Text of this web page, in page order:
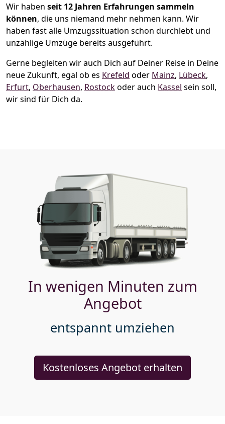
Wir haben seit 12 Jahren Erfahrungen sammeln
können, die uns niemand mehr nehmen kann. Wir
haben fast alle Umzugssituation schon durchlebt und
unzählige Umzüge bereits ausgeführt.
Gerne begleiten wir auch Dich auf Deiner Reise in Deine
neue Zukunft, egal ob es Krefeld oder Mainz, Lübeck,
Erfurt, Oberhausen, Rostockoder auch Kassel sein soll,
wir sind für Dich da.
In wenigen Minuten zum
Angebot
entspannt umziehen
Kostenloses Angebot erhalten